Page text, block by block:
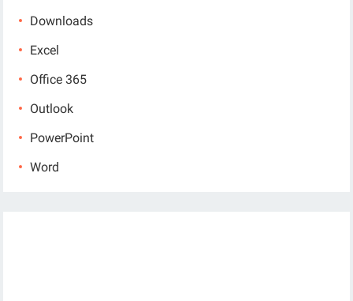
Downloads
Excel
Office 365
Outlook
PowerPoint
Word